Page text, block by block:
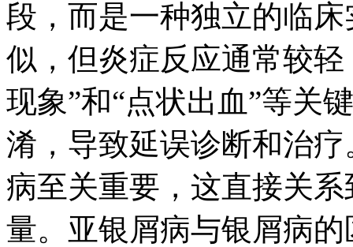
段，而是一种独立的临
似，但炎症反应通常较
现象”和“点状出血”等关
淆，导致延误诊断和治
病至关重要，这直接关
量。亚银屑病与银屑病